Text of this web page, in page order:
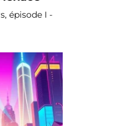
épisode I -